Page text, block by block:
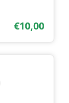
€10,00